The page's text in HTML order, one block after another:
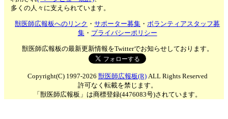
多くの人々に支えられています。
獣医師広報板へのリンク ・サポーター募集 ・ボランティアスタッフ募
集・ プライバシーポリシー
獣医師広報板の最新更新情報をTwitterでお知らせしております。
Copyright(C) 1997-2026 獣医師広報板(R)ALL Rights Reserved
許可なく転載を禁じます。
「獣医師広報板」は商標登録(4476083号)されています。